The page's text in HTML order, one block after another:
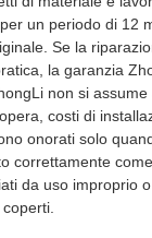
un periodo di 12
Se la
la garanzia
non si
costi di
onorati solo
correttamente
da uso improprio